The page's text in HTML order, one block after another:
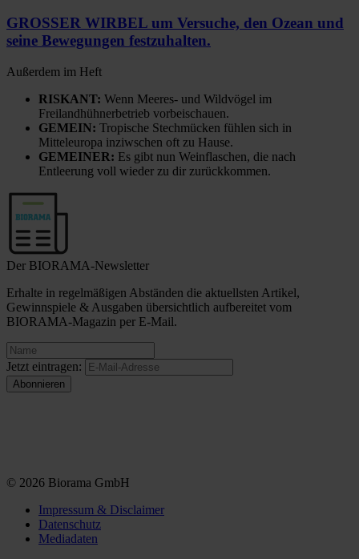
GROSSER WIRBEL um Versuche, den Ozean und
seine Bewegungen festzuhalten.
Außerdem im Heft
RISKANT: Wenn Meeres- und Wildvögel im
Freilandhühnerbetrieb vorbeischauen.
GEMEIN: Tropische Stechmücken fühlen sich in
Mitteleuropa inziwschen oft zu Hause.
GEMEINER: Es gibt nun Weinflaschen, die nach
Entleerung voll wieder zu dir zurückkommen.
Der BIORAMA-Newsletter
Erhalte in regelmäßigen Abständen die aktuellsten Artikel,
Gewinnspiele & Ausgaben übersichtlich aufbereitet vom
BIORAMA-Magazin per E-Mail.
Jetzt eintragen:
© 2026 Biorama GmbH
Impressum & Disclaimer
Datenschutz
Mediadaten